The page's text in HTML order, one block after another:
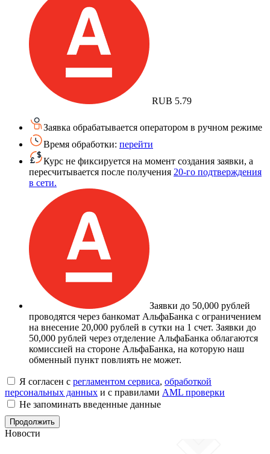
RUB 5.79
Заявка обрабатывается оператором в ручном режиме
Время обработки: перейти
Курс не фиксируется на момент создания заявки, а
пересчитывается после получения 20-го подтверждения
в сети.
Заявки до 50,000 рублей
проводятся через банкомат АльфаБанка с ограничением
на внесение 20,000 рублей в сутки на 1 счет. Заявки до
50,000 рублей через отделение АльфаБанка облагаются
комиссией на стороне АльфаБанка, на которую наш
обменный пункт повлиять не может.
Я согласен с регламентом сервиса, обработкой
персональных данных и с правилами AML проверки
Не запоминать введенные данные
Новости